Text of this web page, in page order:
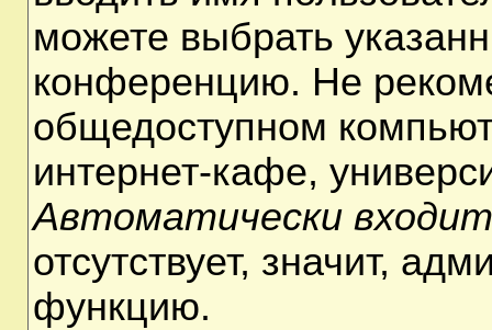
можете выбрать
конференцию. Не
общедоступном
интернет-кафе,
Автоматически
отсутствует, значит,
функцию.